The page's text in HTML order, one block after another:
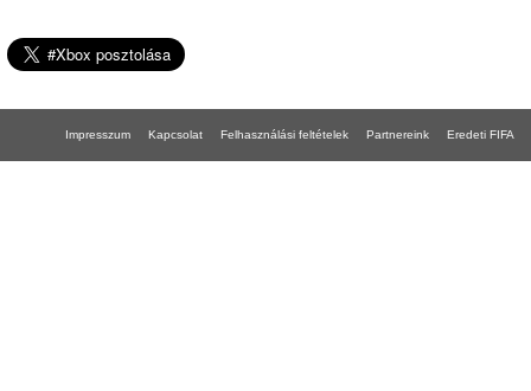
Impresszum Kapcsolat Felhasználási feltételek Partnereink Eredeti FIFA